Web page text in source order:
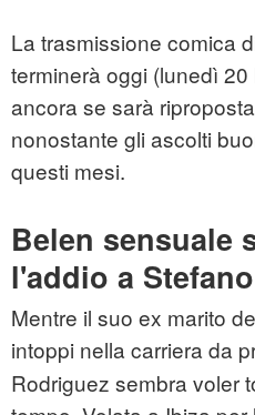
La trasmissione comica
terminerà oggi (lunedì
ancora se sarà
nonostante gli ascolti
questi mesi.
Belen sensuale
l'addio a
Mentre il suo ex marito
intoppi nella carriera da
Rodriguez sembra voler